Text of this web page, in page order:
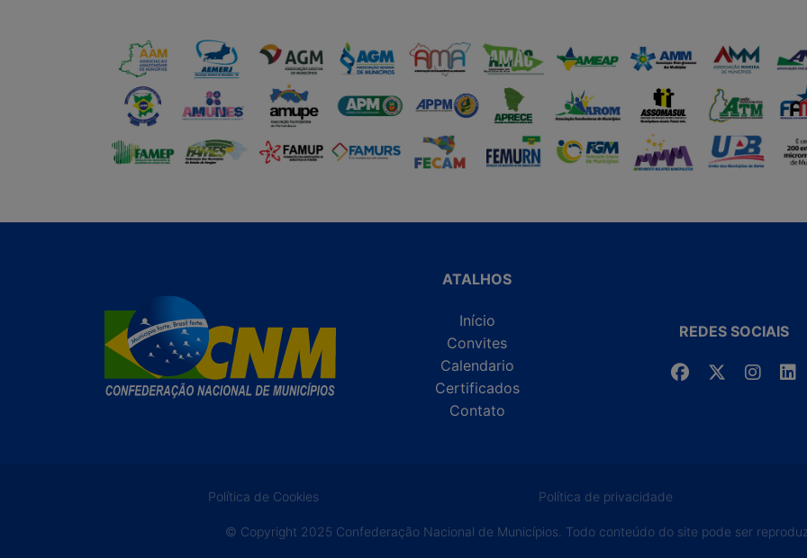
ATALHOS
Início
Convites
Calendario
Certificados
Contato
REDES SOCIAIS
Política de Cookies Política de privacidade
© Copyright 2025 Confederação Nacional de Municípios. Todo conteúdo do site pode ser